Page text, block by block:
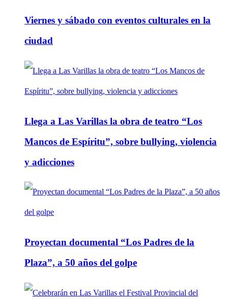
Viernes y sábado con eventos culturales en la
ciudad
Llega a Las Varillas la obra de teatro “Los
Mancos de Espíritu”, sobre bullying, violencia
y adicciones
Proyectan documental “Los Padres de la
Plaza”, a 50 años del golpe